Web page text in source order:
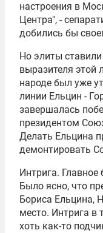
настроения в
Центра", -
добились бы
Но элиты
выразителя этой
народе был уже
линии Ельцин -
завершалась
президентом
Делать Ельцина
демонтировать
Интрига.
Было ясно, что
Бориса Ельцина,
место. Интрига в
хоть как-то